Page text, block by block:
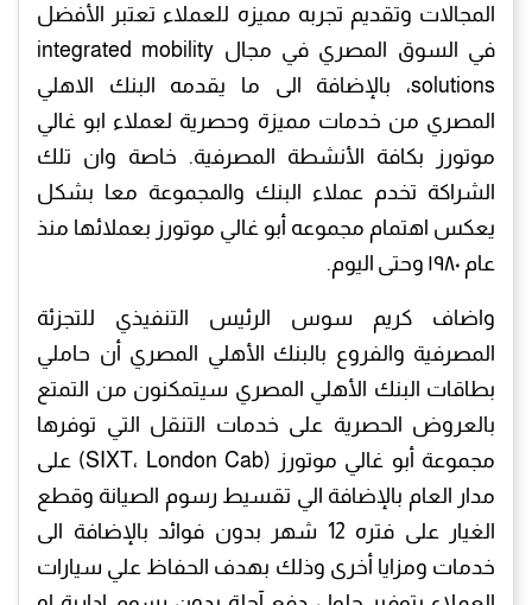
المجالات وتقديم تجربه مميزه للعملاء تعتبر الأفضل
في السوق المصري في مجال integrated mobility
solutions، بالإضافة الى ما يقدمه البنك الاهلي
المصري من خدمات مميزة وحصرية لعملاء ابو غالي
موتورز بكافة الأنشطة المصرفية. خاصة وان تلك
الشراكة تخدم عملاء البنك والمجموعة معا بشكل
يعكس اهتمام مجموعه أبو غالي موتورز بعملائها منذ
عام ١٩٨٠ وحتى اليوم.
واضاف كريم سوس الرئيس التنفيذي للتجزئة
المصرفية والفروع بالبنك الأهلي المصري أن حاملي
بطاقات البنك الأهلي المصري سيتمكنون من التمتع
بالعروض الحصرية على خدمات التنقل التي توفرها
مجموعة أبو غالي موتورز (SIXT، London Cab) على
مدار العام بالإضافة الي تقسيط رسوم الصيانة وقطع
الغيار على فتره 12 شهر بدون فوائد بالإضافة الى
خدمات ومزايا أخرى وذلك بهدف الحفاظ علي سيارات